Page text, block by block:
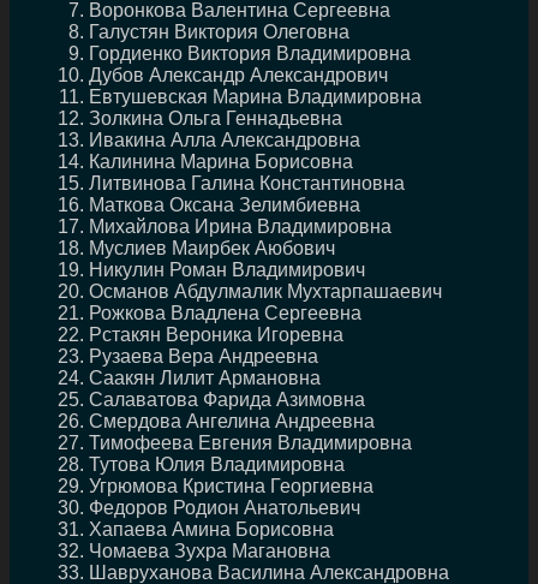
Воронкова Валентина Сергеевна
Галустян Виктория Олеговна
Гордиенко Виктория Владимировна
Дубов Александр Александрович
Евтушевская Марина Владимировна
Золкина Ольга Геннадьевна
Ивакина Алла Александровна
Калинина Марина Борисовна
Литвинова Галина Константиновна
Маткова Оксана Зелимбиевна
Михайлова Ирина Владимировна
Муслиев Маирбек Аюбович
Никулин Роман Владимирович
Османов Абдулмалик Мухтарпашаевич
Рожкова Владлена Сергеевна
Рстакян Вероника Игоревна
Рузаева Вера Андреевна
Саакян Лилит Армановна
Салаватова Фарида Азимовна
Смердова Ангелина Андреевна
Тимофеева Евгения Владимировна
Тутова Юлия Владимировна
Угрюмова Кристина Георгиевна
Федоров Родион Анатольевич
Хапаева Амина Борисовна
Чомаева Зухра Магановна
Шавруханова Василина Александровна